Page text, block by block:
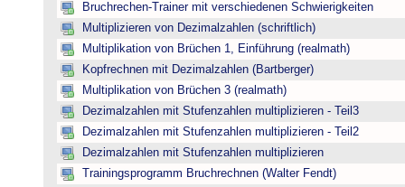
Bruchrechen-Trainer mit verschiedenen Schwierigkeiten
Multiplizieren von Dezimalzahlen (schriftlich)
Multiplikation von Brüchen 1, Einführung (realmath)
Kopfrechnen mit Dezimalzahlen (Bartberger)
Multiplikation von Brüchen 3 (realmath)
Dezimalzahlen mit Stufenzahlen multiplizieren - Teil3
Dezimalzahlen mit Stufenzahlen multiplizieren - Teil2
Dezimalzahlen mit Stufenzahlen multiplizieren
Trainingsprogramm Bruchrechnen (Walter Fendt)